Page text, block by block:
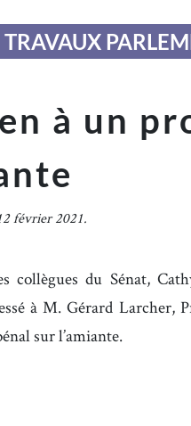
TRAVAUX
à un
février 2021.
collègues du Sénat,
à M. Gérard Larcher,
sur l’amiante.